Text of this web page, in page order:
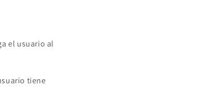
el usuario al
tiene